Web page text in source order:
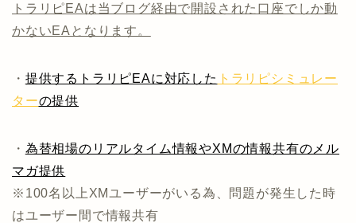
トラリピEAは当ブログ経由で開設された口座でしか動
かないEAとなります。
・ 提供するトラリピEAに対応した トラリピシミュレー
ターの提供
・ 為替相場のリアルタイム情報やXMの情報共有のメル
マガ提供
※100名以上XMユーザーがいる為、問題が発生した時
はユーザー間で情報共有